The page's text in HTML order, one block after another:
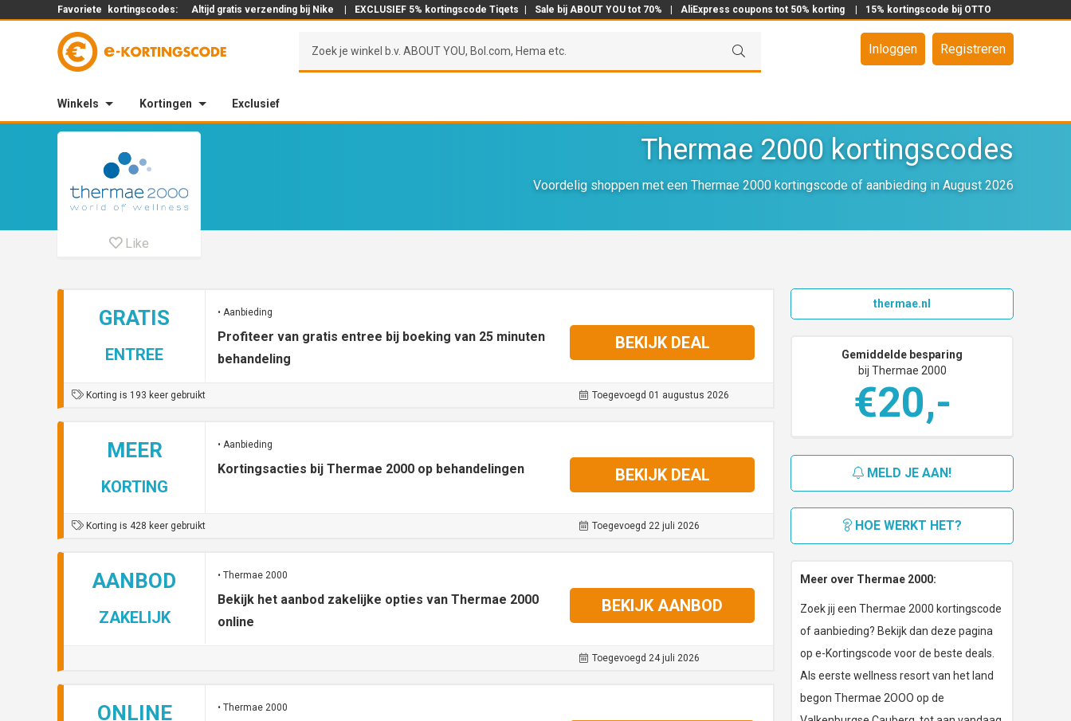
Favoriete kortingscodes: Altijd gratis verzending bij Nike EXCLUSIEF 5% kortingscode Tiqets Sale bij ABOUT YOU tot 70% AliExpress coupons tot 50% korting 15% kortingscode bij OTTO
Inloggen Registreren
Winkels Kortingen Exclusief
Thermae 2000 kortingscodes
Voordelig shoppen met een Thermae 2000 kortingscode of aanbieding in August 2026
Like
GRATIS
ENTREE
• Aanbieding
Profiteer van gratis entree bij boeking van 25 minuten
behandeling
BEKIJK DEAL
Korting is 193 keer gebruikt Toegevoegd 01 augustus 2026
MEER
KORTING
• Aanbieding
Kortingsacties bij Thermae 2000 op behandelingen BEKIJK DEAL
Korting is 428 keer gebruikt Toegevoegd 22 juli 2026
AANBOD
ZAKELIJK
• Thermae 2000
Bekijk het aanbod zakelijke opties van Thermae 2000
online
BEKIJK AANBOD
Toegevoegd 24 juli 2026
ONLINE • Thermae 2000
thermae.nl
Gemiddelde besparing
bij Thermae 2000
€20,-
MELD JE AAN!
HOE WERKT HET?
Meer over Thermae 2000:
Zoek jij een Thermae 2000 kortingscode
of aanbieding? Bekijk dan deze pagina
op e-Kortingscode voor de beste deals.
Als eerste wellness resort van het land
begon Thermae 2OOO op de